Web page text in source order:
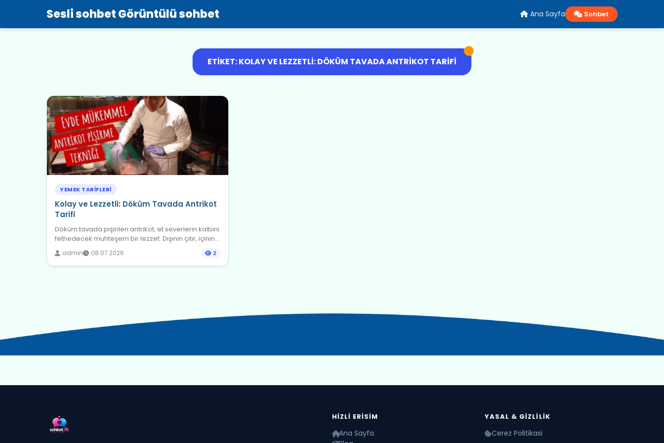
Sesli sohbet Görüntülü sohbet Ana Sayfa Sohbet
ETIKET: KOLAY VE LEZZETLI: DÖKÜM TAVADA ANTRIKOT TARIFI
YEMEK TARIFLERI
Kolay ve Lezzetli: Döküm Tavada Antrikot
Tarifi
Döküm tavada pişirilen antrikot, et severlerin kalbini
fethedecek muhteşem bir lezzet. Dışının çıtır, içinin...
admin 08.07.2026 2
HIZLI ERISIM
Ana Sayfa
YASAL & GIZLILIK
Cerez Politikasi